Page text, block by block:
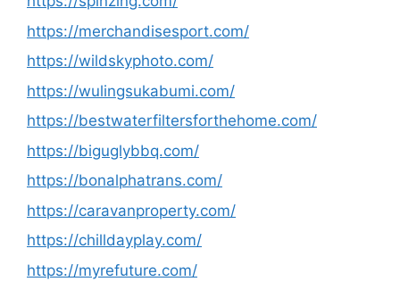
https://merchandisesport.com/
https://wildskyphoto.com/
https://wulingsukabumi.com/
https://bestwaterfiltersforthehome.com/
https://biguglybbq.com/
https://bonalphatrans.com/
https://caravanproperty.com/
https://chilldayplay.com/
https://myrefuture.com/